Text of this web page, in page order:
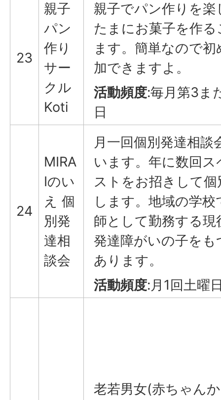
23
親子
パン
作り
サー
クル
Koti
親子でパン作りを
たまにお菓子を作
ます。簡単なので
加できますよ。
活動頻度:毎月第3ま
日
24
MIRA
Iのい
え 個
別発
達相
談会
月一回個別発達相談
います。年に数回
ストをお招きして個
します。地域の学校
師として勤務する現
発達障がいの子をも
あります。
活動頻度:月1回土曜
老若男女(赤ちゃん